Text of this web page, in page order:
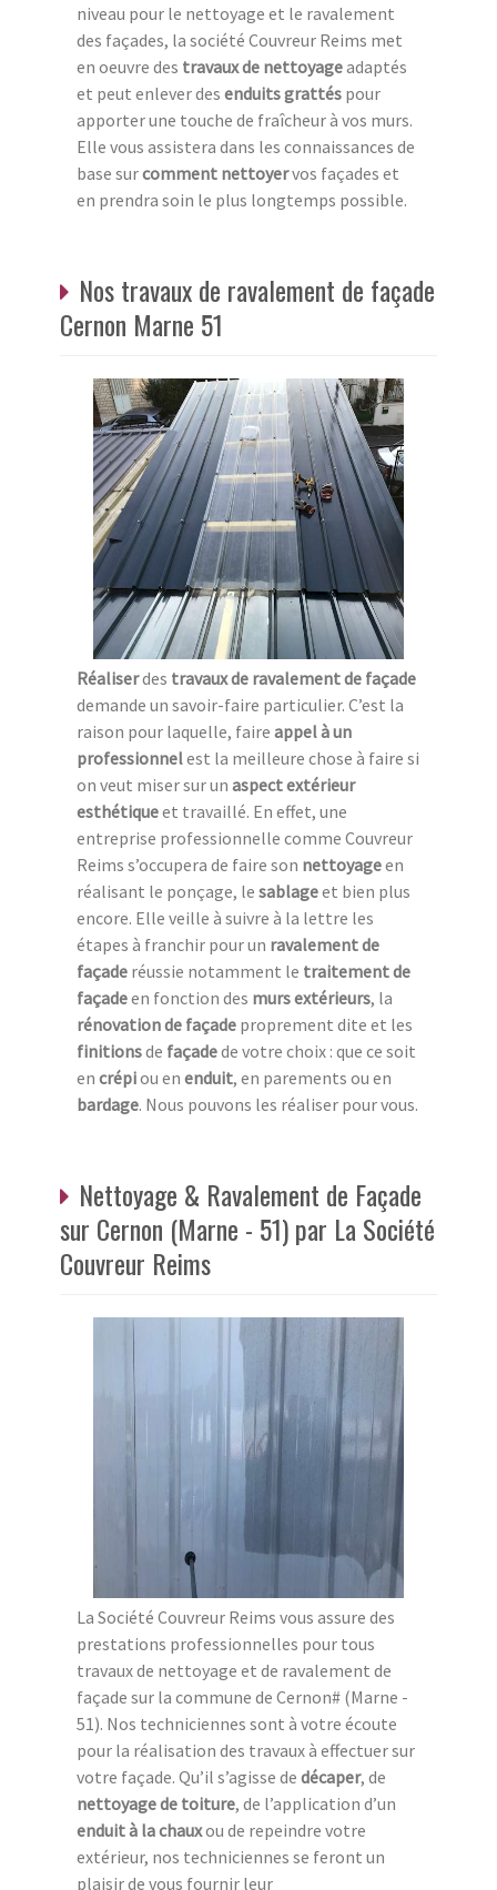
niveau pour le nettoyage et le ravalement
des façades, la société Couvreur Reims met
en oeuvre des travaux de nettoyageadaptés
et peut enlever des enduits grattés pour
apporter une touche de fraîcheur à vos murs.
Elle vous assistera dans les connaissances de
base surcomment nettoyervos façades et
en prendra soin le plus longtemps possible.
Nos travaux de ravalement de façade
Cernon Marne 51
Réaliserdes travaux de ravalement de façade
demande un savoir-faire particulier. C’est la
raison pour laquelle, faire appel à un
professionnelest la meilleure chose à faire si
on veut miser sur un aspect extérieur
esthétiqueet travaillé. En effet, une
entreprise professionnelle comme Couvreur
Reims s’occupera de faire son nettoyageen
réalisant le ponçage, le sablageet bien plus
encore. Elle veille à suivre à la lettre les
étapes à franchir pour un ravalement de
façade réussie notamment le traitement de
façadeen fonction des murs extérieurs, la
rénovation de façade proprement dite et les
finitionsde façadede votre choix : que ce soit
en crépiou en enduit, en parements ou en
bardage. Nous pouvons les réaliser pour vous.
Nettoyage & Ravalement de Façade
sur Cernon (Marne - 51) par La Société
Couvreur Reims
La Société Couvreur Reims vous assure des
prestations professionnelles pour tous
travaux de nettoyage et de ravalement de
façade sur la commune de Cernon# (Marne -
51). Nos techniciennes sont à votre écoute
pour la réalisation des travaux à effectuer sur
votre façade. Qu’il s’agisse de décaper, de
nettoyage de toiture, de l’application d’un
enduit à la chauxou de repeindre votre
extérieur, nos techniciennes se feront un
plaisir de vous fournir leur